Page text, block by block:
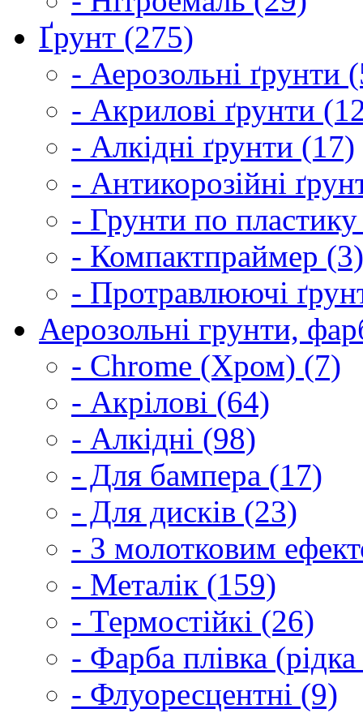
Ґрунт (275)
- Аерозольні ґрунти
- Акрилові ґрунти
- Алкідні ґрунти (17)
- Антикорозійні
- Грунти по
- Компактпраймер (3)
- Протравлюючі
Аерозольні грунти,
- Chrome (Хром) (7)
- Акрілові (64)
- Алкідні (98)
- Для бампера (17)
- Для дисків (23)
- З молотковим
- Металік (159)
- Термостійкі (26)
- Фарба плівка
- Флуоресцентні (9)